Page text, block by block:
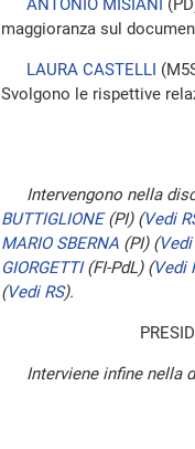
ANTONIO MISIANI
maggioranza sul
LAURA CASTELLI
Svolgono le rispettive
Intervengono nella
BUTTIGLIONE(PI) (Vedi
MARIO SBERNA (PI) (Vedi
GIORGETTI(FI-PdL) (Vedi
(Vedi RS).
Interviene infine nella